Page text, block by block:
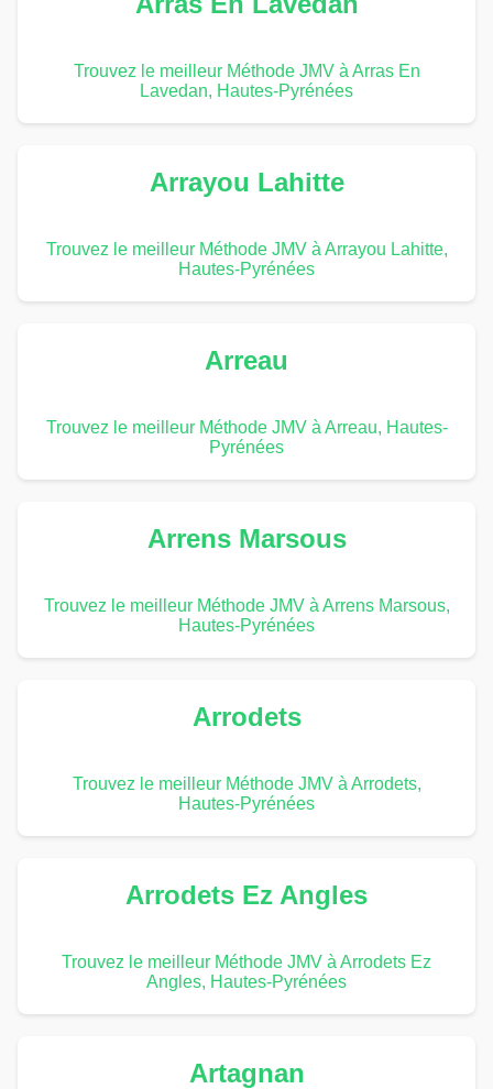
Trouvez le meilleur Méthode JMV à Arras En
Lavedan, Hautes-Pyrénées
Arrayou Lahitte
Trouvez le meilleur Méthode JMV à Arrayou Lahitte,
Hautes-Pyrénées
Arreau
Trouvez le meilleur Méthode JMV à Arreau, Hautes-
Pyrénées
Arrens Marsous
Trouvez le meilleur Méthode JMV à Arrens Marsous,
Hautes-Pyrénées
Arrodets
Trouvez le meilleur Méthode JMV à Arrodets,
Hautes-Pyrénées
Arrodets Ez Angles
Trouvez le meilleur Méthode JMV à Arrodets Ez
Angles, Hautes-Pyrénées
Artagnan